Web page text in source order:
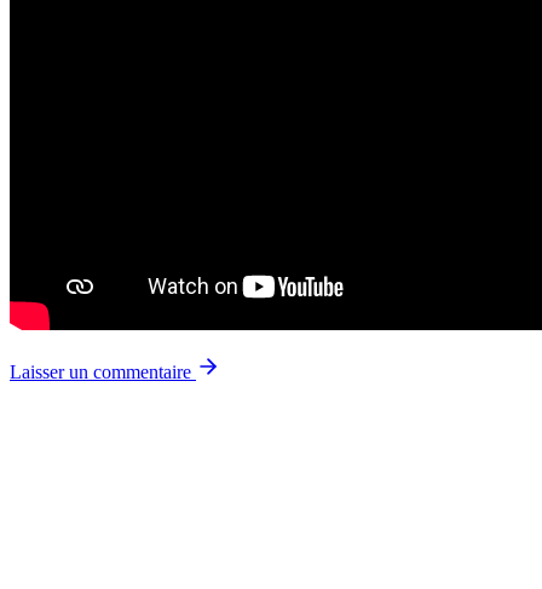
Laisser un commentaire